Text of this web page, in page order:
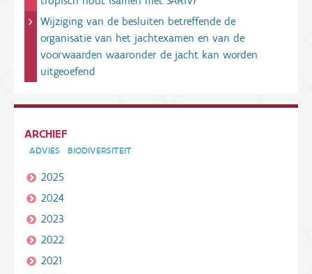
Wijziging van de besluiten betreffende de
organisatie van het jachtexamen en van de
voorwaarden waaronder de jacht kan worden
uitgeoefend
ARCHIEF
ADVIES BIODIVERSITEIT
2025
2024
2023
2022
2021